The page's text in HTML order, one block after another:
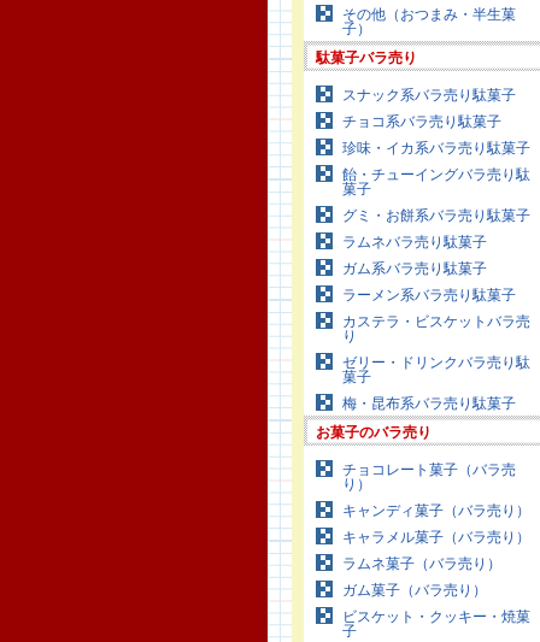
その他（おつまみ・半生菓
子）
駄菓子バラ売り
スナック系バラ売り駄菓子
チョコ系バラ売り駄菓子
珍味・イカ系バラ売り駄菓子
飴・チューイングバラ売り駄
菓子
グミ・お餅系バラ売り駄菓子
ラムネバラ売り駄菓子
ガム系バラ売り駄菓子
ラーメン系バラ売り駄菓子
カステラ・ビスケットバラ売
り
ゼリー・ドリンクバラ売り駄
菓子
梅・昆布系バラ売り駄菓子
お菓子のバラ売り
チョコレート菓子（バラ売
り）
キャンディ菓子（バラ売り）
キャラメル菓子（バラ売り）
ラムネ菓子（バラ売り）
ガム菓子（バラ売り）
ビスケット・クッキー・焼菓
子